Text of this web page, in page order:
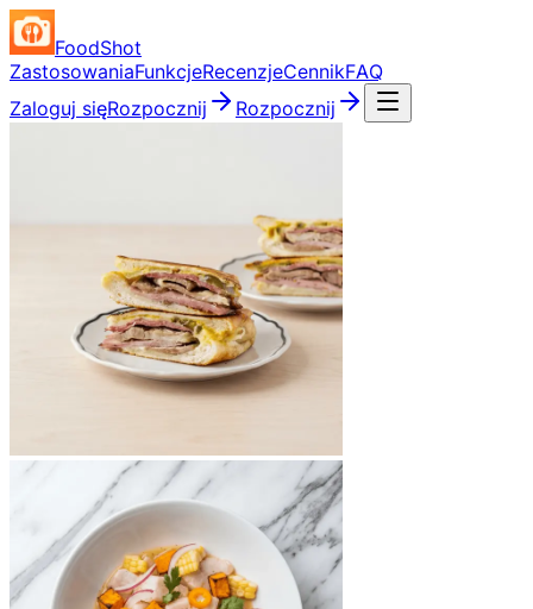
FoodShot
ZastosowaniaFunkcjeRecenzjeCennikFAQ
Zaloguj sięRozpocznij Rozpocznij